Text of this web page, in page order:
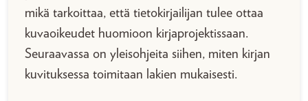
mikä tarkoittaa, että tietokirjailijan tulee ottaa
kuvaoikeudet huomioon kirjaprojektissaan.
Seuraavassa on yleisohjeita siihen, miten kirjan
kuvituksessa toimitaan lakien mukaisesti.